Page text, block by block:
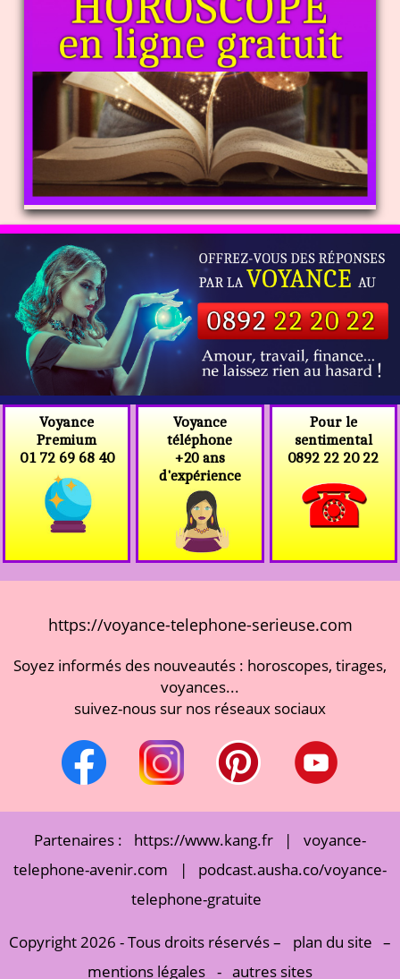
Voyance
Premium
01 72 69 68 40
Voyance
téléphone
+20 ans
d'expérience
Pour le
sentimental
0892 22 20 22
https://voyance-telephone-serieuse.com
Soyez informés des nouveautés : horoscopes, tirages,
voyances...
suivez-nous sur nos réseaux sociaux
Partenaires : https://www.kang.fr |
voyance-
telephone-avenir.com
|
podcast.ausha.co/voyance-
telephone-gratuite
Copyright 2026 - Tous droits réservés – plan du site –
mentions légales - autres sites